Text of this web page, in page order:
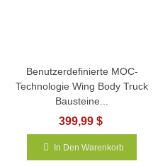
Benutzerdefinierte MOC-
Technologie Wing Body Truck
Bausteine...
399,99 $
In Den Warenkorb